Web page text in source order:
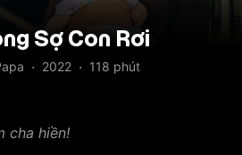
Sợ Con Rơi
· 2022 · 118 phút
cha hiền!